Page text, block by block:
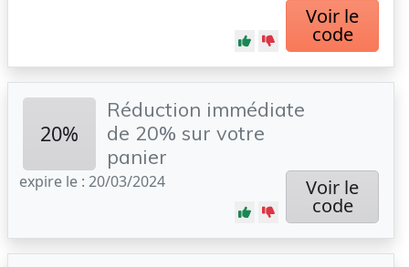
Voir le
code
20%
Réduction immédiate
de 20% sur votre
panier
expire le : 20/03/2024 Voir le
code